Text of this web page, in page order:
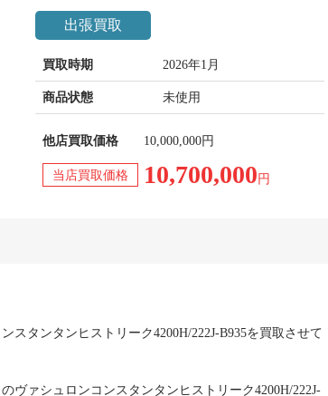
出張買取
買取時期 2026年1月
商品状態 未使用
他店買取価格 10,000,000円
当店買取価格 10,700,000 円
スタンタンヒストリーク4200H/222J-B935を買取させて
ヴァシュロンコンスタンタンヒストリーク4200H/222J-